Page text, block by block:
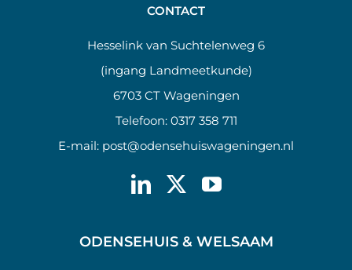
CONTACT
Hesselink van Suchtelenweg 6
(ingang Landmeetkunde)
6703 CT Wageningen
Telefoon: 0317 358 711
E-mail: post@odensehuiswageningen.nl
ODENSEHUIS & WELSAAM